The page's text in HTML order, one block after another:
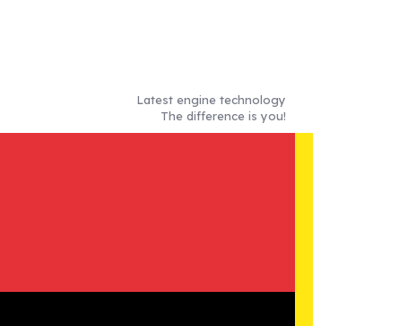
Latest engine technology
The difference is you!